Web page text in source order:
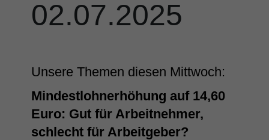
02.07.2025
Unsere Themen diesen Mittwoch:
Mindestlohnerhöhung auf 14,60
Euro: Gut für Arbeitnehmer,
schlecht für Arbeitgeber?